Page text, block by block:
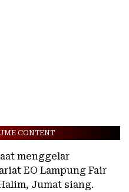
CONTENT
menggelar
EO Lampung Fair
Jumat siang.